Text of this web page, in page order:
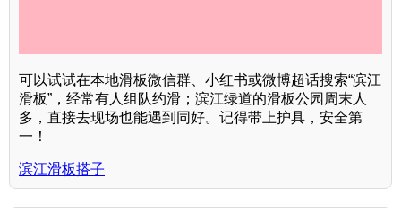
可以试试在本地滑板微信群、小红书或微博超话搜索“滨江
滑板”，经常有人组队约滑；滨江绿道的滑板公园周末人
多，直接去现场也能遇到同好。记得带上护具，安全第
一！
滨江滑板搭子